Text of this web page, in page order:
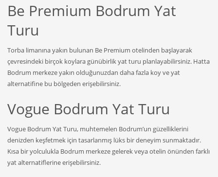
Be Premium Bodrum Yat
Turu
Torba limanına yakın bulunan Be Premium otelinden başlayarak
çevresindeki birçok koylara günübirlik yat turu planlayabilirsiniz. Hatta
Bodrum merkeze yakın olduğunuzdan daha fazla koy ve yat
alternatifine bu bölgeden erişebilirsiniz.
Vogue Bodrum Yat Turu
Vogue Bodrum Yat Turu, muhtemelen Bodrum’un güzelliklerini
denizden keşfetmek için tasarlanmış lüks bir deneyim sunmaktadır.
Kısa bir yolculukla Bodrum merkeze gelerek veya otelin önünden farklı
yat alternatiflerine erişebilirsiniz.